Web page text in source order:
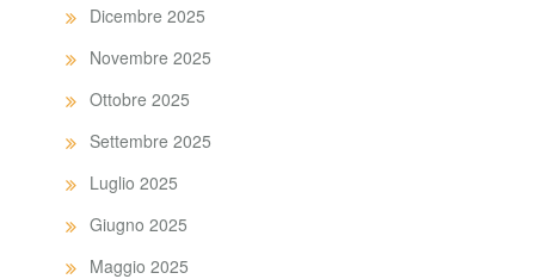
Dicembre 2025
Novembre 2025
Ottobre 2025
Settembre 2025
Luglio 2025
Giugno 2025
Maggio 2025